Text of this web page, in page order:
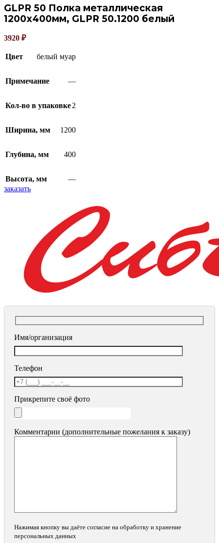
GLPR 50 Полка металлическая
1200х400мм, GLPR 50.1200 белый
3920 ₽
Цвет белый муар
Примечание —
Кол-во в упаковке2
Ширина, мм 1200
Глубина, мм 400
Высота, мм
—
заказать
Имя/организация
Телефон
Прикрепите своё фото
Комментарии (дополнительные пожелания к заказу)
Нажимая кнопку вы даёте согласие на обработку и хранение
персональных данных